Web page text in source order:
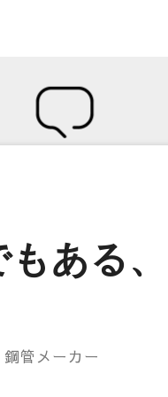
もある
管メーカー